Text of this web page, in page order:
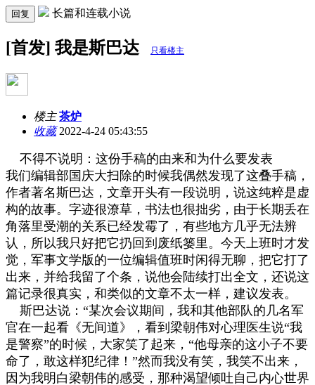
回复 长篇和连载小说
[首发] 我是斯巴达 只看楼主
楼主 茶炉
收藏2022-4-24 05:43:55
不得不说明：这份手稿的由来和为什么要发表
我们编辑部国庆大扫除的时候我偶然发现了这叠手稿，
作者著名斯巴达，文章开头有一段说明，说这纯粹是虚
构的故事。字迹很潦草，书法也很拙劣，由于长期丢在
角落里受潮的关系已经发霉了，有些地方几乎无法辨
认，所以我只好把它扔回到废纸篓里。今天上班时才发
觉，军事文学版的一位编辑值班时闲得无聊，把它打了
出来，并给我留了个条，说他会陆续打出全文，还说这
篇记录很真实，和类似的文章不太一样，建议发表。
斯巴达说： “某次会议期间，我和其他部队的几名军
官在一起看《无间道》，看到梁朝伟对心理医生说“我
是警察”的时候，大家笑了起来， “他母亲的这小子不要
命了，敢这样犯纪律！ ”然而我没有笑，我笑不出来，
因为我明白梁朝伟的感受，那种渴望倾吐自己内心世界